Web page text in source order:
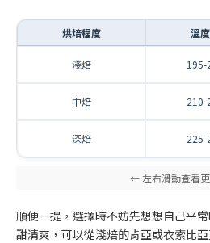
烘焙程度 溫
淺焙 195-
中焙 210-
深焙 225-
順便一提，選擇時不妨先想想自己平
甜清爽，可以從淺焙的肯亞或衣索比